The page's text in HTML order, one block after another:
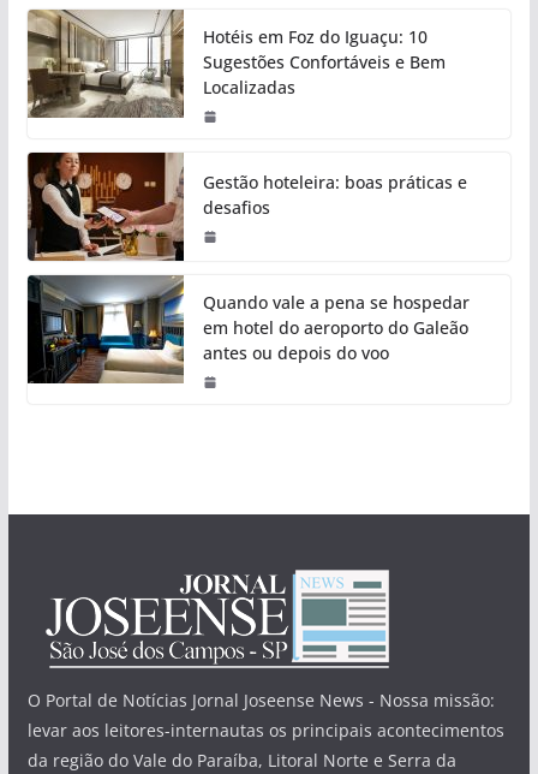
Hotéis em Foz do Iguaçu: 10
Sugestões Confortáveis e Bem
Localizadas
Gestão hoteleira: boas práticas e
desafios
Quando vale a pena se hospedar
em hotel do aeroporto do Galeão
antes ou depois do voo
O Portal de Notícias Jornal Joseense News - Nossa missão:
levar aos leitores-internautas os principais acontecimentos
da região do Vale do Paraíba, Litoral Norte e Serra da